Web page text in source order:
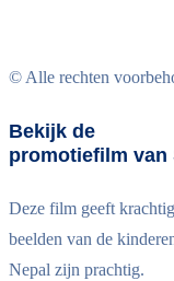
© Alle rechten
Bekijk de
promotiefilm van
Deze film geeft
beelden van de
Nepal zijn prachtig.